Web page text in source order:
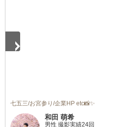
七五三/お宮参り/企業HP etc📸✨
和田 萌希
男性 撮影実績24回